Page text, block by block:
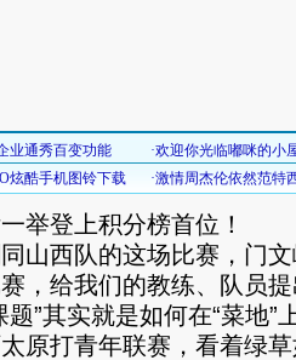
举登上积分榜首位！
西队的这场比赛，门文
，给我们的教练、队员
题”其实就是如何在“菜地
原打青年联赛，看着绿